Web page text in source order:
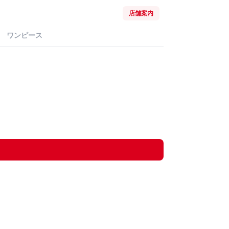
店舗案内
ワンピース